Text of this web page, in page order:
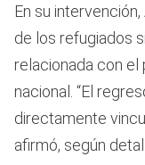
En su
de los refugiados
relacionada con
nacional. “El
directamente
afirmó, según